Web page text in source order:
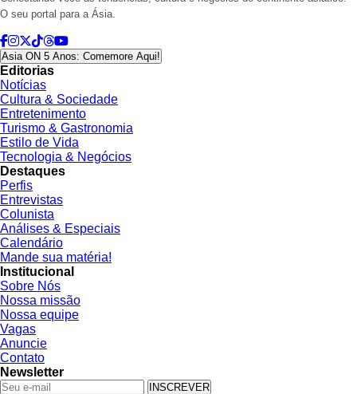
O seu portal para a Ásia.
Asia ON 5 Anos: Comemore Aqui!
Editorias
Notícias
Cultura & Sociedade
Entretenimento
Turismo & Gastronomia
Estilo de Vida
Tecnologia & Negócios
Destaques
Perfis
Entrevistas
Colunista
Análises & Especiais
Calendário
Mande sua matéria!
Institucional
Sobre Nós
Nossa missão
Nossa equipe
Vagas
Anuncie
Contato
Newsletter
INSCREVER